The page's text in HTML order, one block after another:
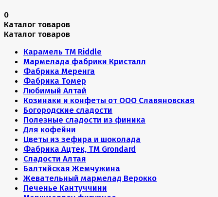
0
Каталог товаров
Каталог товаров
Карамель ТМ Riddle
Мармелада фабрики Кристалл
Фабрика Меренга
Фабрика Томер
Любимый Алтай
Козинаки и конфеты от ООО Славяновская
Богородские сладости
Полезные сладости из финика
Для кофейни
Цветы из зефира и шоколада
Фабрика Ацтек, ТМ Grondard
Сладости Алтая
Балтийская Жемчужина
Жевательный мармелад Верокко
Печенье Кантуччини